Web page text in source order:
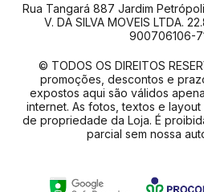
Rua Tangará 887 Jardim
V. DA SILVA MOVEIS LTDA.
900706106-
© TODOS OS DIREITOS
promoções, descontos e
expostos aqui são válidos
internet. As fotos, textos e
de propriedade da Loja. É
parcial sem nossa